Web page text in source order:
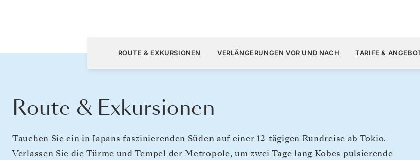
Tokio nach Tokio
12 TAGE
PRO GAST,
ROUTE & EXKURSIONEN VERLÄNGERUNGEN VOR UND NACH TARIFE &
Route & Exkursionen
Tauchen Sie ein in Japans faszinierenden Süden auf einer 12-tägigen Rundreise ab Tokio.
Verlassen Sie die Türme und Tempel der Metropole, um zwei Tage lang Kobes pulsierende